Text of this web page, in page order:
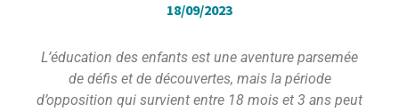
18/09/2023
L’éducation des enfants est une aventure parsemée
de défis et de découvertes, mais la période
d’opposition qui survient entre 18 mois et 3 ans peut